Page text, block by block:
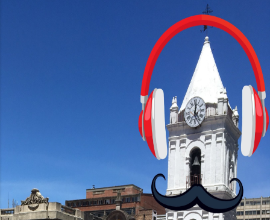
41
42
56
55
35
31
diciembre 2024
noviembre 2024
38